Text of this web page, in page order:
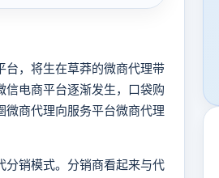
台，将生在草莽的微商代理带
信电商平台逐渐发生，口袋购
微商代理向服务平台微商代理
分销模式。分销商看起来与代